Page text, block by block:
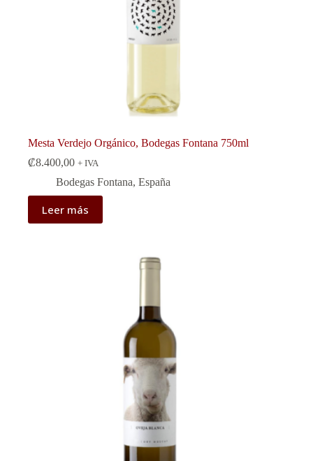
Mesta Verdejo Orgánico, Bodegas Fontana 750ml
₡8.400,00 + IVA
Bodegas Fontana, España
Leer más